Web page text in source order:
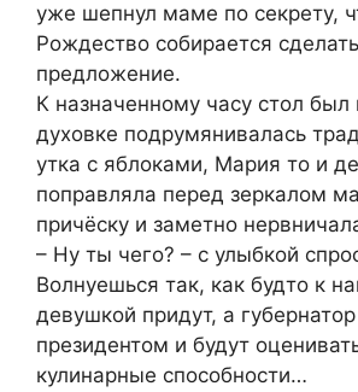
уже шепнул маме по секрету,
Рождество собирается
предложение.
К назначенному часу стол был
духовке подрумянивалась
утка с яблоками, Мария то и
поправляла перед зеркалом
причёску и заметно
– Ну ты чего? – с улыбкой
Волнуешься так, как будто к
девушкой придут, а
президентом и будут
кулинарные способности…